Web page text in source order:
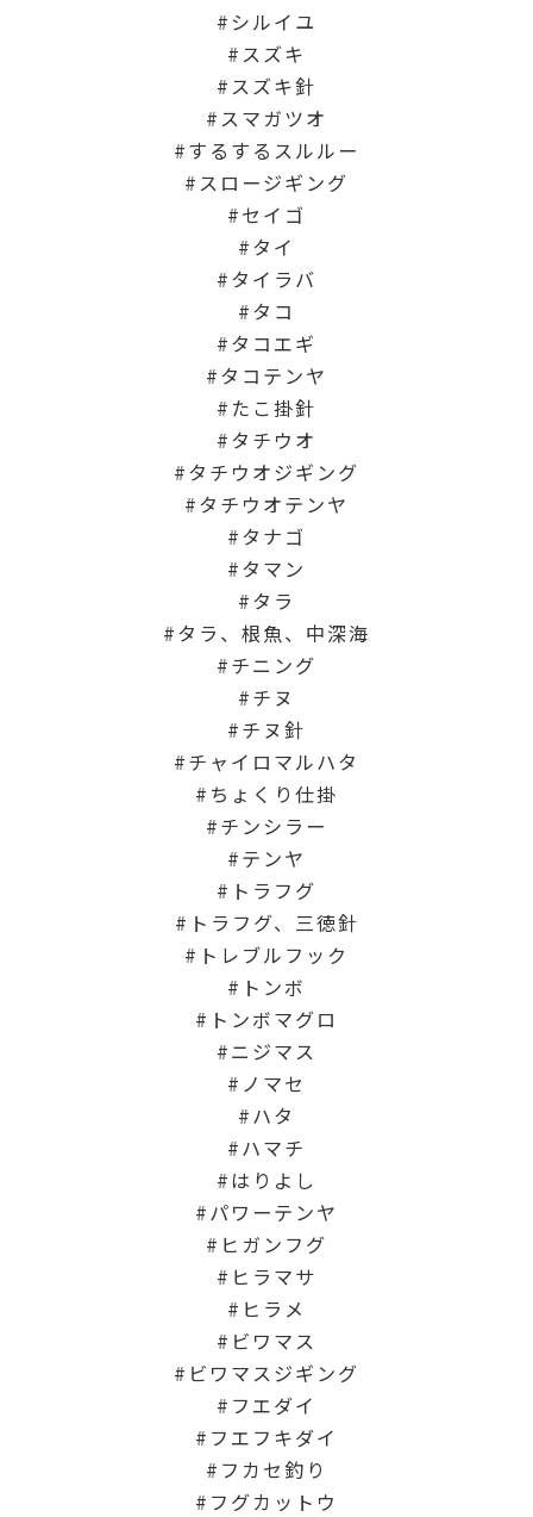
シルイユ
スズキ
スズキ針
スマガツオ
するするスルルー
スロージギング
セイゴ
タイ
タイラバ
タコ
タコエギ
タコテンヤ
たこ掛針
タチウオ
タチウオジギング
タチウオテンヤ
タナゴ
タマン
タラ
タラ、根魚、中深海
チニング
チヌ
チヌ針
チャイロマルハタ
ちょくり仕掛
チンシラー
テンヤ
トラフグ
トラフグ、三徳針
トレブルフック
トンボ
トンボマグロ
ニジマス
ノマセ
ハタ
ハマチ
はりよし
パワーテンヤ
ヒガンフグ
ヒラマサ
ヒラメ
ビワマス
ビワマスジギング
フエダイ
フエフキダイ
フカセ釣り
フグカットウ